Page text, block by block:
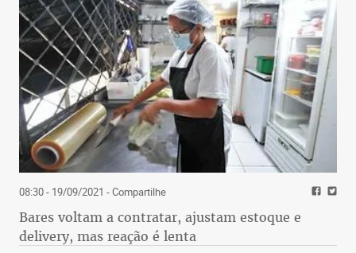
08:30 - 19/09/2021 - Compartilhe
Bares voltam a contratar, ajustam estoque e
delivery, mas reação é lenta